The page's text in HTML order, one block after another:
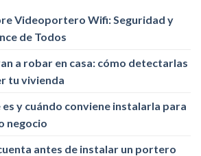
Videoportero Wifi: Seguridad y
de Todos
a robar en casa: cómo detectarlas
tu vivienda
y cuándo conviene instalarla para
negocio
antes de instalar un portero